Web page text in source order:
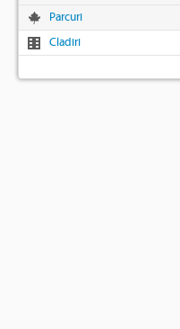
Parcuri
Cladiri